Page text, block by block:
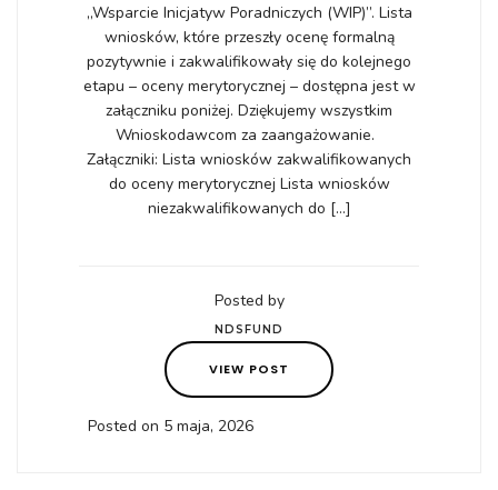
„Wsparcie Inicjatyw Poradniczych (WIP)”. Lista
wniosków, które przeszły ocenę formalną
pozytywnie i zakwalifikowały się do kolejnego
etapu – oceny merytorycznej – dostępna jest w
załączniku poniżej. Dziękujemy wszystkim
Wnioskodawcom za zaangażowanie.
Załączniki: Lista wniosków zakwalifikowanych
do oceny merytorycznej Lista wniosków
niezakwalifikowanych do […]
Posted by
NDSFUND
VIEW POST
Posted on 5 maja, 2026